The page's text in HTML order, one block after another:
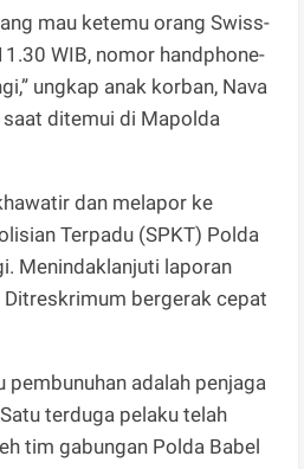
mau ketemu orang Swiss-
WIB, nomor handphone-
ungkap anak korban, Nava
ditemui di Mapolda
dan melapor ke
Terpadu (SPKT) Polda
Menindaklanjuti laporan
bergerak cepat
pembunuhan adalah penjaga
terduga pelaku telah
tim gabungan Polda Babel